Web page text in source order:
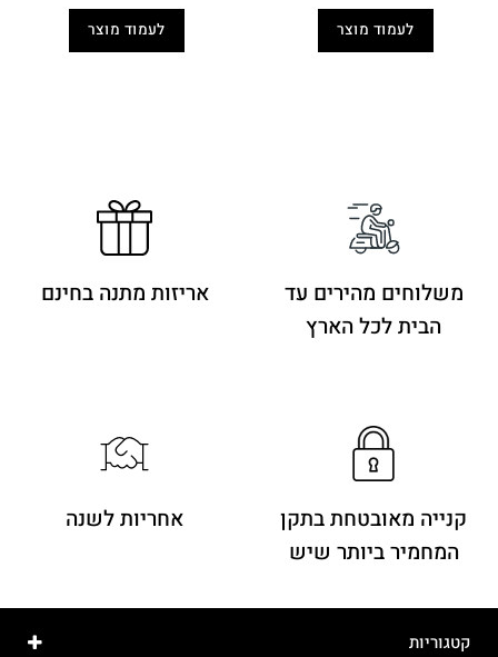
260.00 ₪.
לעמוד מוצר 195.00 ₪.
לעמוד מוצר
משלוחים מהירים עד
הבית לכל הארץ
אריזות מתנה בחינם
קנייה מאובטחת בתקן
המחמיר ביותר שיש
אחריות לשנה
קטגוריות